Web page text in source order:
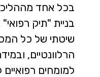
בכל אחד
בניית "תיק
שיטתי של כל
הרלוונטיים,
למומחים